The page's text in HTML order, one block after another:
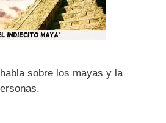
sobre los mayas y la